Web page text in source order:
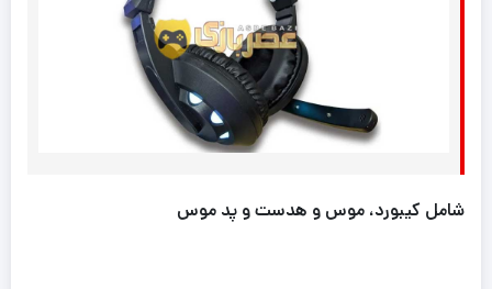
شامل کیبورد، موس و هدست و پد موس